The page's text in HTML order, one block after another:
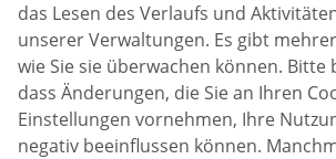
das Lesen des Verlaufs und
unserer Verwaltungen. Es gibt
wie Sie sie überwachen können. Bitte
dass Änderungen, die Sie an Ihren
Einstellungen vornehmen, Ihre
negativ beeinflussen können.